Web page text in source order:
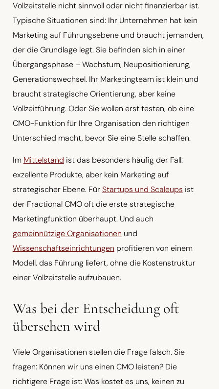
Vollzeitstelle nicht sinnvoll oder nicht finanzierbar ist.
Typische Situationen sind: Ihr Unternehmen hat kein
Marketing auf Führungsebene und braucht jemanden,
der die Grundlage legt. Sie befinden sich in einer
Übergangsphase – Wachstum, Neupositionierung,
Generationswechsel. Ihr Marketingteam ist klein und
braucht strategische Orientierung, aber keine
Vollzeitführung. Oder Sie wollen erst testen, ob eine
CMO-Funktion für Ihre Organisation den richtigen
Unterschied macht, bevor Sie eine Stelle schaffen.
Im Mittelstand ist das besonders häufig der Fall:
exzellente Produkte, aber kein Marketing auf
strategischer Ebene. FürStartups und Scaleups ist
der Fractional CMO oft die erste strategische
Marketingfunktion überhaupt. Und auch
gemeinnützige Organisationen und
Wissenschaftseinrichtungen profitieren von einem
Modell, das Führung liefert, ohne die Kostenstruktur
einer Vollzeitstelle aufzubauen.
Was bei der Entscheidung oft
übersehen wird
Viele Organisationen stellen die Frage falsch. Sie
fragen: Können wir uns einen CMO leisten? Die
richtigere Frage ist: Was kostet es uns, keinen zu